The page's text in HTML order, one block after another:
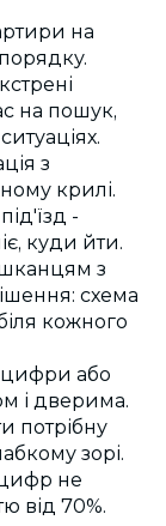
на
на пошук,
з
крилі.
-
куди йти.
з
схема
кожного
цифри або
і дверима.
потрібну
зорі.
не
від 70%.